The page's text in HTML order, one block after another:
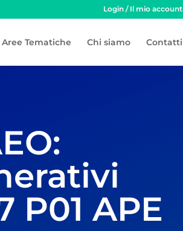
Login / Il mio account
Aree Tematiche Chi siamo Contatti
P01 APE